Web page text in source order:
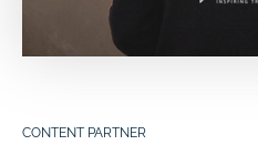
CONTENT PARTNER